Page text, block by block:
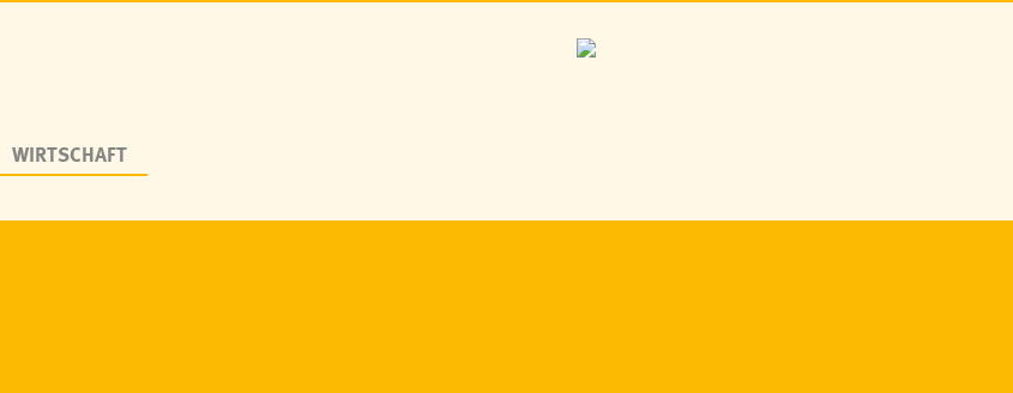
WIRTSCHAFT